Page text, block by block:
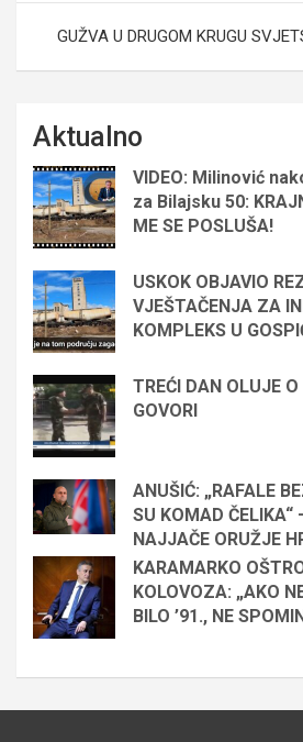
GUŽVA U DRUGOM KRUGU
Aktualno
VIDEO: Milinović
za Bilajsku 50:
ME SE POSLUŠA!
USKOK OBJAVIO
VJEŠTAČENJA ZA
KOMPLEKS U
TREĆI DAN OLUJE
GOVORI
ANUŠIĆ: „RAFALE
SU KOMAD ČELIKA“
NAJJAČE ORUŽJE
KARAMARKO
KOLOVOZA: „AKO
BILO ’91., NE